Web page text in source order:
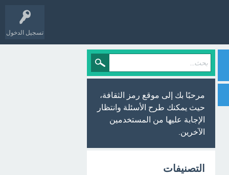
تسجيل الدخول
مرحبًا بك إلى موقع رمز الثقافة،
حيث يمكنك طرح الأسئلة وانتظار
الإجابة عليها من المستخدمين
الآخرين.
التصنيفات